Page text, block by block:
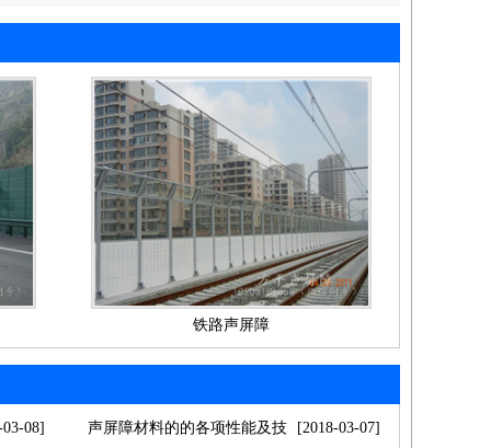
铁路声屏障
08] [2018-03-07]
声屏障材料的的各项性能及技